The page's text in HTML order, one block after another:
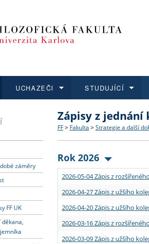
Struktura a historie
Strategie a další
Podpora a benefity pro
Absolventi fakulty
UCHAZEČI
Co studovat a jak se
Učitelské studijní
Informace k průběhu
STUDUJÍCÍ
Bakalářské a magisterské
Doktorské studium
Rigorózní řízení
O vědě a výzkumu na FF
Akademické kvalifikace
Granty a projekty
Aktuální nabídky a
Vyjíždějící studenti
Přijíždějící studenti
Vyjíždějící zaměstnanci
záměry
FF UK
Zápisy z jednání
FF > Fakulta > Strategie a další
Rok 2026
2026-05-04 Zápis z
2026-04-27 Zápis z užšího
2026-04-20 Zápis z užšího
2026-03-16 Zápis z
2026-03-09 Zápis z užšího